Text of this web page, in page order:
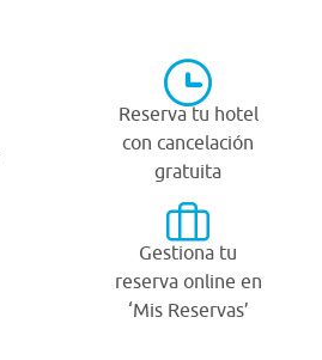
Reserva tu hotel
con cancelación
gratuita
Gestiona tu
reserva online en
‘Mis Reservas’